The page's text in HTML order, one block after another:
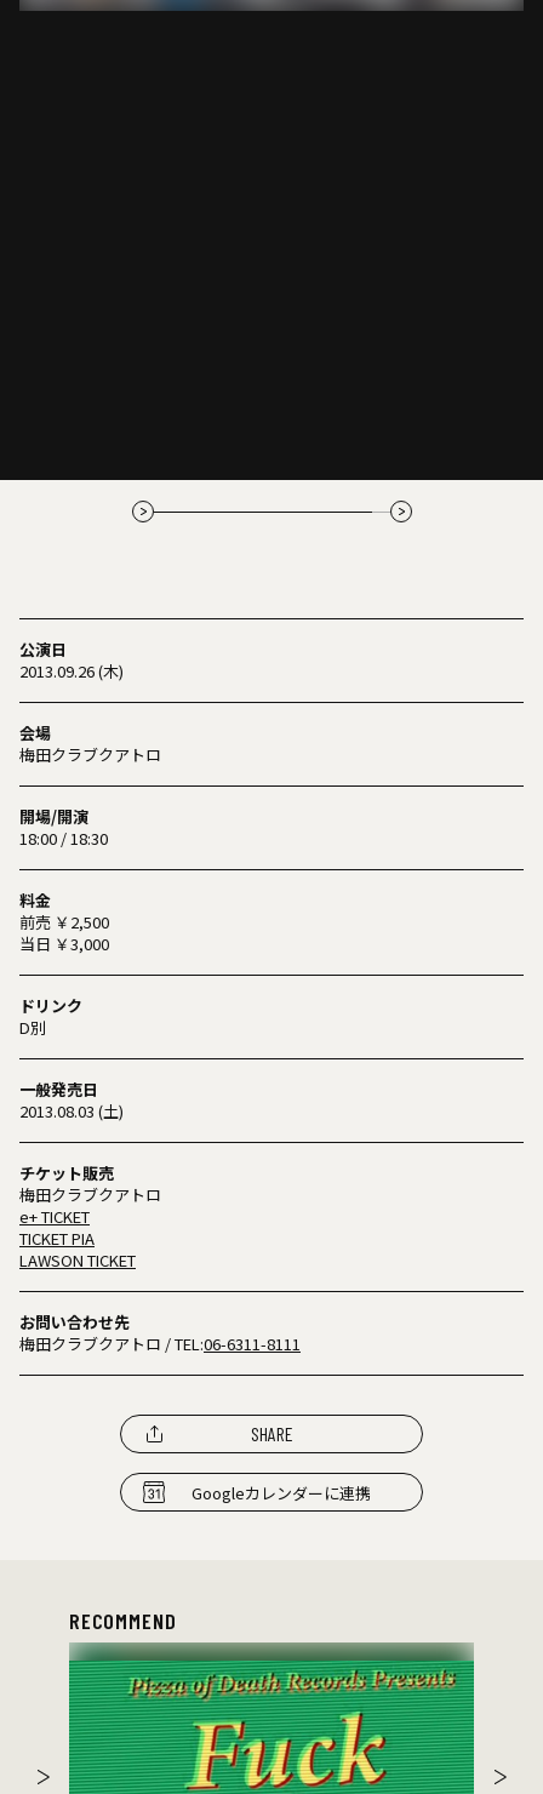
公演日
2013.09.26 (木)
会場
梅田クラブクアトロ
開場/開演
18:00 / 18:30
料金
前売 ￥2,500
当日 ￥3,000
ドリンク
D別
一般発売日
2013.08.03 (土)
チケット販売
梅田クラブクアトロ
e+ TICKET
TICKET PIA
LAWSON TICKET
お問い合わせ先
梅田クラブクアトロ / TEL:06-6311-8111
SHARE
Googleカレンダーに連携
RECOMMEND